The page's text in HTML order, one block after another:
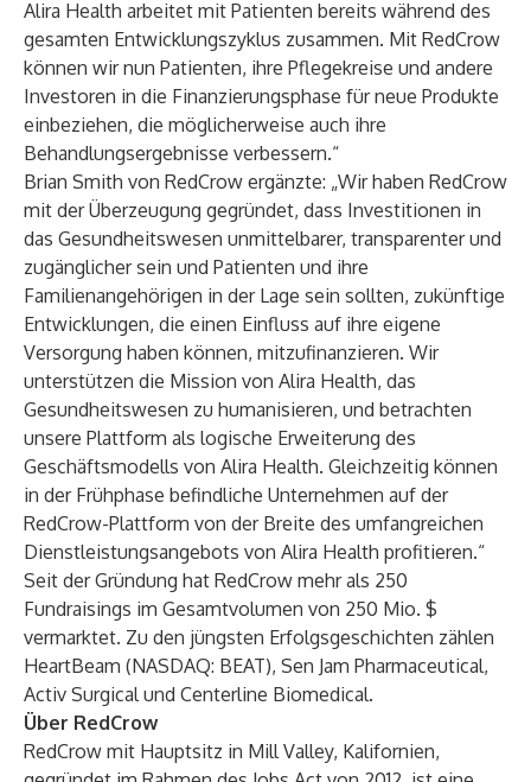
Alira Health arbeitet mit Patienten bereits während des
gesamten Entwicklungszyklus zusammen. Mit RedCrow
können wir nun Patienten, ihre Pflegekreise und andere
Investoren in die Finanzierungsphase für neue Produkte
einbeziehen, die möglicherweise auch ihre
Behandlungsergebnisse verbessern.“
Brian Smith von RedCrow ergänzte: „Wir haben RedCrow
mit der Überzeugung gegründet, dass Investitionen in
das Gesundheitswesen unmittelbarer, transparenter und
zugänglicher sein und Patienten und ihre
Familienangehörigen in der Lage sein sollten, zukünftige
Entwicklungen, die einen Einfluss auf ihre eigene
Versorgung haben können, mitzufinanzieren. Wir
unterstützen die Mission von Alira Health, das
Gesundheitswesen zu humanisieren, und betrachten
unsere Plattform als logische Erweiterung des
Geschäftsmodells von Alira Health. Gleichzeitig können
in der Frühphase befindliche Unternehmen auf der
RedCrow-Plattform von der Breite des umfangreichen
Dienstleistungsangebots von Alira Health profitieren.“
Seit der Gründung hat RedCrow mehr als 250
Fundraisings im Gesamtvolumen von 250 Mio. $
vermarktet. Zu den jüngsten Erfolgsgeschichten zählen
HeartBeam (NASDAQ: BEAT), Sen Jam Pharmaceutical,
Activ Surgical und Centerline Biomedical.
Über RedCrow
RedCrow mit Hauptsitz in Mill Valley, Kalifornien,